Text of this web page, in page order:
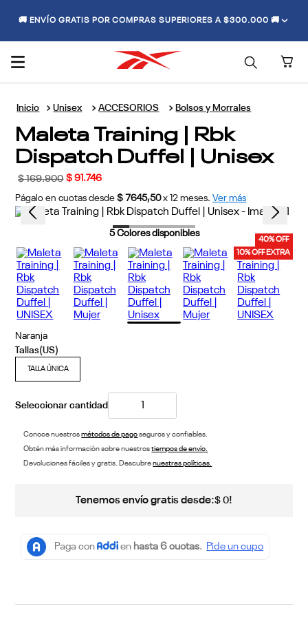
🚚 ENVÍO GRATIS POR COMPRAS SUPERIORES A $300.000 🚚
Unisex ACCESORIOS Bolsos y Morrales
Maleta Training | Rbk
Dispatch Duffel | Unisex
$ 169.900 $ 91 .746
Págalo en cuotas desde $ 7645,50 x 12 meses. Ver más
40% OFF
10% OFF EXTRA
5Colores disponibles
Naranja
TALLA ÚNICA
Conoce nuestrosmétodos de pagoseguros y confiables.
Obtén más información sobre nuestrostiempos de envío.
Devoluciones fáciles y gratis. Descubrenuestras políticas.
Tenemos envío gratis desde:$ 0!